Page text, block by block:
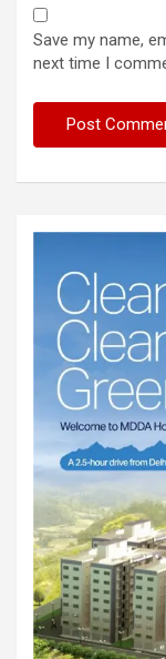
Save my name,
next time I